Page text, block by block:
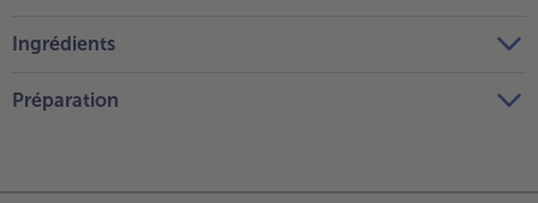
Ingrédients
Préparation